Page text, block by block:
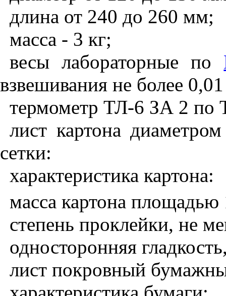
длина от 240 до 260 мм;
масса - 3 кг;
весы лабораторные по
взвешивания не более
термометр ТЛ-6 ЗА 2 по
лист картона
сетки:
характеристика картона:
масса картона площадью
степень проклейки, не
односторонняя
лист покровный